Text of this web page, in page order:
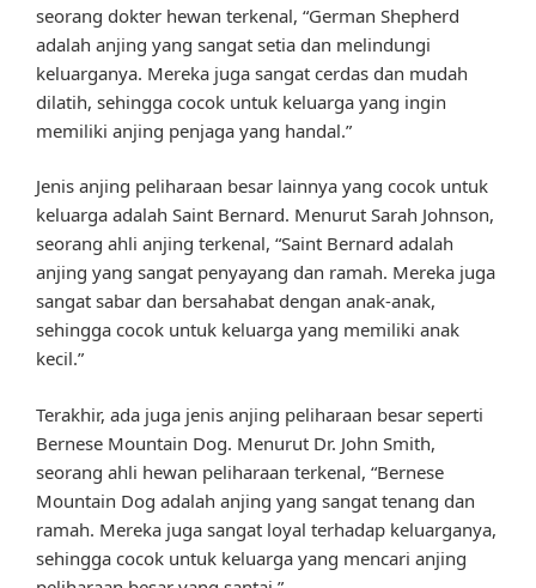
seorang dokter hewan terkenal, “German Shepherd
adalah anjing yang sangat setia dan melindungi
keluarganya. Mereka juga sangat cerdas dan mudah
dilatih, sehingga cocok untuk keluarga yang ingin
memiliki anjing penjaga yang handal.”
Jenis anjing peliharaan besar lainnya yang cocok untuk
keluarga adalah Saint Bernard. Menurut Sarah Johnson,
seorang ahli anjing terkenal, “Saint Bernard adalah
anjing yang sangat penyayang dan ramah. Mereka juga
sangat sabar dan bersahabat dengan anak-anak,
sehingga cocok untuk keluarga yang memiliki anak
kecil.”
Terakhir, ada juga jenis anjing peliharaan besar seperti
Bernese Mountain Dog. Menurut Dr. John Smith,
seorang ahli hewan peliharaan terkenal, “Bernese
Mountain Dog adalah anjing yang sangat tenang dan
ramah. Mereka juga sangat loyal terhadap keluarganya,
sehingga cocok untuk keluarga yang mencari anjing